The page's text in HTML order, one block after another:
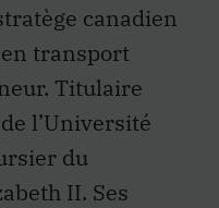
canadien
transport
Titulaire
l’Université
du
II. Ses